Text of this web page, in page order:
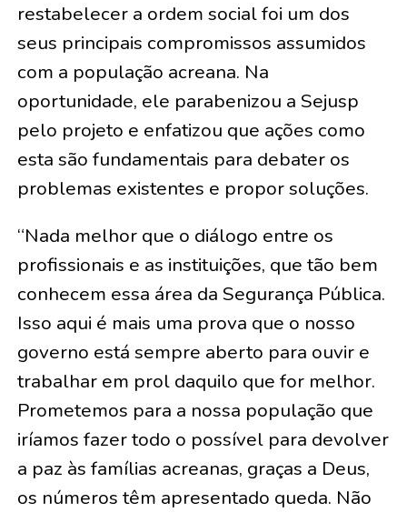
restabelecer a ordem social foi um dos
seus principais compromissos assumidos
com a população acreana. Na
oportunidade, ele parabenizou a Sejusp
pelo projeto e enfatizou que ações como
esta são fundamentais para debater os
problemas existentes e propor soluções.
“Nada melhor que o diálogo entre os
profissionais e as instituições, que tão bem
conhecem essa área da Segurança Pública.
Isso aqui é mais uma prova que o nosso
governo está sempre aberto para ouvir e
trabalhar em prol daquilo que for melhor.
Prometemos para a nossa população que
iríamos fazer todo o possível para devolver
a paz às famílias acreanas, graças a Deus,
os números têm apresentado queda. Não